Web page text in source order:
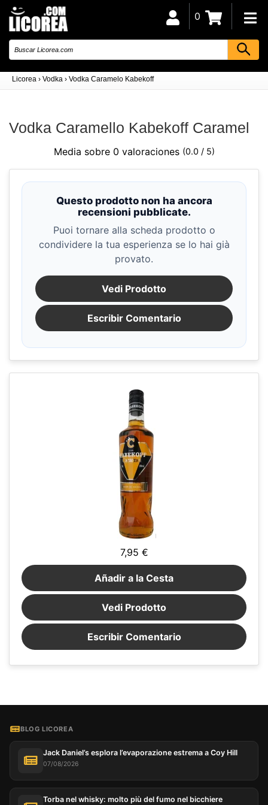
Licorea › Vodka › Vodka Caramelo Kabekoff
0
Vodka Caramello Kabekoff Caramel
Media sobre 0 valoraciones (0.0 / 5)
Questo prodotto non ha ancora
recensioni pubblicate.
Puoi tornare alla scheda prodotto o
condividere la tua esperienza se lo hai già
provato.
Vedi Prodotto
Escribir Comentario
7,95 €
Añadir a la Cesta
Vedi Prodotto
Escribir Comentario
BLOG LICOREA
Jack Daniel’s esplora l’evaporazione estrema a Coy Hill
07/08/2026
Torba nel whisky: molto più del fumo nel bicchiere